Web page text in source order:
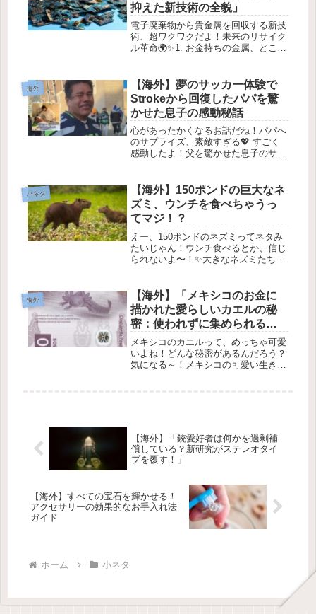
抑えた新技術の全貌」
電子廃棄物から貴金属を回収する新技
術、超ワクワクだよ！未来のリサイク
ル革命🌍✨1. お金持ちの金属、どこに
て、実は私たちの身の回りにたくさん
あるんだよ！例えば、銅やリチウ
ム、...
海外
【海外】夢のサッカー体験で
Strokeから回復したパパを驚
かせた息子の感動秘話
心があったかくなるお話だね！パパへ
のサプライズ、素敵すぎる💖 すごく
感動したよ！父を驚かせた息子のサプ
ガルシアは、自分の父がどれだけ家族
を大切にしてきたかを知ってい...
小ネタ
【海外】150ポンドの巨大なネ
ズミ、ウンチを食べちゃうっ
てマジ！？
えー、150ポンドのネズミってネタみ
たいじゃん！ウンチ食べるとか、信じ
られないよ〜！✨大きなネズミたちの
校のクラスペットとして飼われていた
可愛いハムスターを思い浮かべるよ
ね...
海外
【海外】「メキシコのお金に
描かれた愛らしいカエルの秘
密：使われずに集められる理
由とは？」
メキシコのカエルって、めっちゃ可愛
いよね！どんな秘密があるんだろう？
気になる～！メキシコの可愛い生き
【海外】「銃愛好者は何かを過剰補
償している？新研究がステレオタイ
プを覆す！」
【海外】すべての宝石を輝かせる！
アクセサリーの効果的なお手入れ法
ガイド
ホーム 小ネタ